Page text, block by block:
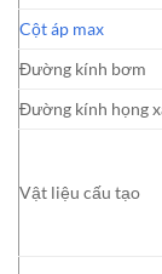
Cột áp max
Đường kính bơm
Đường kính họng
Vật liệu cấu tạo